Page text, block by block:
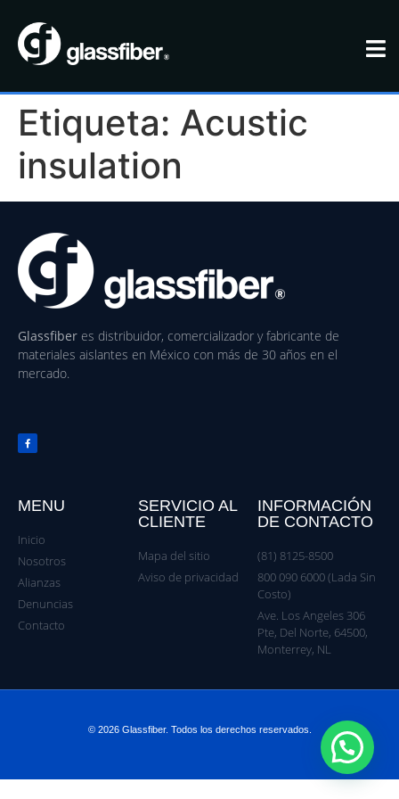
Etiqueta: Acustic
insulation
Glassfiber es distribuidor, comercializador y fabricante de
materiales aislantes en México con más de 30 años en el
mercado.
MENU
Inicio
Nosotros
Alianzas
Denuncias
Contacto
SERVICIO AL
CLIENTE
Mapa del sitio
Aviso de privacidad
INFORMACIÓN
DE CONTACTO
(81) 8125-8500
800 090 6000 (Lada Sin
Costo)
Ave. Los Angeles 306
Pte, Del Norte, 64500,
Monterrey, NL
© 2026 Glassfiber. Todos los derechos reservados.